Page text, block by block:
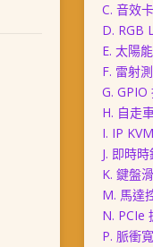
C. 音效
D. RGB
E. 太陽
F. 雷射
G. GPIO
H. 自走
I. IP KVM
J. 即時
K. 鍵盤
M. 馬達
N. PCIe
P. 脈衝